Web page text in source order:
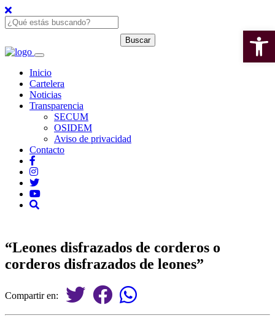
Inicio
Cartelera
Noticias
Transparencia
SECUM
OSIDEM
Aviso de privacidad
Contacto
“Leones disfrazados de corderos o
corderos disfrazados de leones”
Compartir en: